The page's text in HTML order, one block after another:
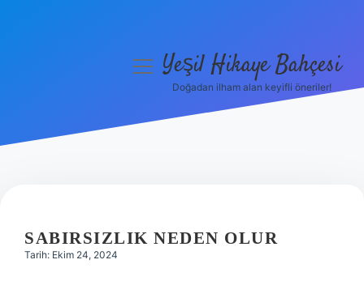
Hakkımızda
menüyüYeşil Hikaye Bahçesi
Doğadan ilham alan keyifli öneriler!
SABIRSIZLIK NEDEN OLUR
Tarih: Ekim 24, 2024